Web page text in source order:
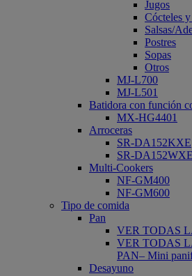
Jugos
Cócteles
Salsas/
Postres
Sopas
Otros
MJ-L700
MJ-L501
Batidora con función
MX-HG4401
Arroceras
SR-DA152KXE
SR-DA152WXE
Multi-Cookers
NF-GM400
NF-GM600
Tipo de comida
Pan
VER TODAS
VER TODAS
PAN– Mini
Desayuno